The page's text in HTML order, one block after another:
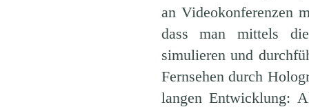
an Videokonferenzen
dass man mittels
simulieren und
Fernsehen durch
langen Entwicklung: